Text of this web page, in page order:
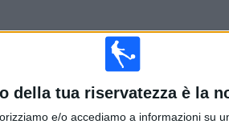
della tua riservatezza è la
e/o accediamo a informazioni su
19
Total equipos